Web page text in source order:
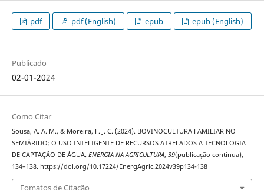
pdf pdf (English) epub epub (English)
Publicado
02-01-2024
Como Citar
Sousa, A. A. M., & Moreira, F. J. C. (2024). BOVINOCULTURA FAMILIAR NO
SEMIÁRIDO: O USO INTELIGENTE DE RECURSOS ATRELADOS A TECNOLOGIA
DE CAPTAÇÃO DE ÁGUA. ENERGIA NA AGRICULTURA, 39(publicação contínua),
134–138. https://doi.org/10.17224/EnergAgric.2024v39p134-138
Fomatos de Citação